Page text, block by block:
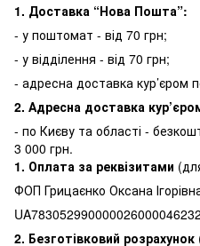
1. Доставка “Нова Пошта”:
- у поштомат - від 70 грн;
- у відділення - від 70 грн;
- адресна доставка кур’єром
2. Адресна доставка
- по Києву та області -
3 000 грн.
1. Оплата за реквізитами
ФОП Грицаєнко Оксана
2. Безготівковий розрахунок